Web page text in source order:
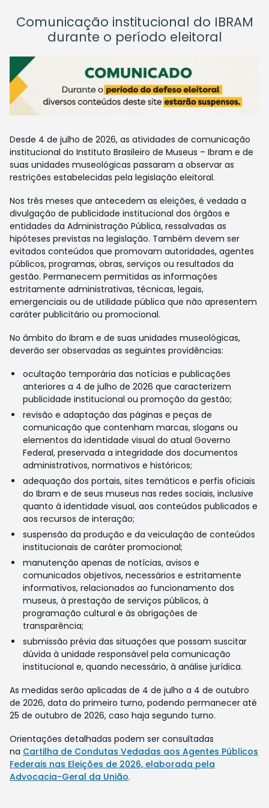
Comunicação institucional do IBRAM
durante o período eleitoral
Desde 4 de julho de 2026, as atividades de comunicação
institucional do Instituto Brasileiro de Museus – Ibram e de
suas unidades museológicas passaram a observar as
restrições estabelecidas pela legislação eleitoral.
Nos três meses que antecedem as eleições, é vedada a
divulgação de publicidade institucional dos órgãos e
entidades da Administração Pública, ressalvadas as
hipóteses previstas na legislação. Também devem ser
evitados conteúdos que promovam autoridades, agentes
públicos, programas, obras, serviços ou resultados da
gestão. Permanecem permitidas as informações
estritamente administrativas, técnicas, legais,
emergenciais ou de utilidade pública que não apresentem
caráter publicitário ou promocional.
No âmbito do Ibram e de suas unidades museológicas,
deverão ser observadas as seguintes providências:
ocultação temporária das notícias e publicações
anteriores a 4 de julho de 2026 que caracterizem
publicidade institucional ou promoção da gestão;
revisão e adaptação das páginas e peças de
comunicação que contenham marcas, slogans ou
elementos da identidade visual do atual Governo
Federal, preservada a integridade dos documentos
administrativos, normativos e históricos;
adequação dos portais, sites temáticos e perfis oficiais
do Ibram e de seus museus nas redes sociais, inclusive
quanto à identidade visual, aos conteúdos publicados e
aos recursos de interação;
suspensão da produção e da veiculação de conteúdos
institucionais de caráter promocional;
manutenção apenas de notícias, avisos e
comunicados objetivos, necessários e estritamente
informativos, relacionados ao funcionamento dos
museus, à prestação de serviços públicos, à
programação cultural e às obrigações de
transparência;
submissão prévia das situações que possam suscitar
dúvida à unidade responsável pela comunicação
institucional e, quando necessário, à análise jurídica.
As medidas serão aplicadas de 4 de julho a 4 de outubro
de 2026, data do primeiro turno, podendo permanecer até
25 de outubro de 2026, caso haja segundo turno.
Orientações detalhadas podem ser consultadas
na Cartilha de Condutas Vedadas aos Agentes Públicos
Federais nas Eleições de 2026, elaborada pela
Advocacia-Geral da União.